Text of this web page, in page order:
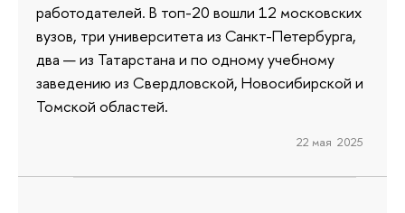
работодателей. В топ-20 вошли 12 московских
вузов, три университета из Санкт-Петербурга,
два — из Татарстана и по одному учебному
заведению из Свердловской, Новосибирской и
Томской областей.
22 мая 2025